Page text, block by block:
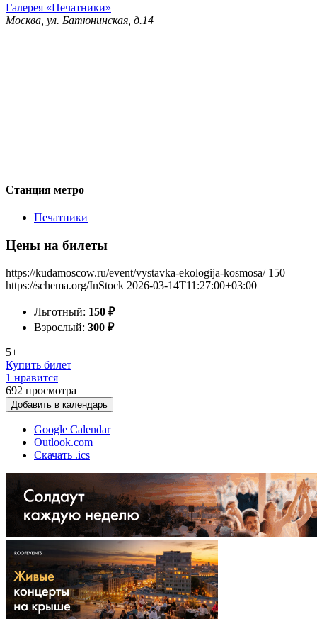
Галерея «Печатники»
Москва, ул. Батюнинская, д.14
Станция метро
Печатники
Цены на билеты
https://kudamoscow.ru/event/vystavka-ekologija-kosmosa/ 150
https://schema.org/InStock 2026-03-14T11:27:00+03:00
Льготный: 150 ₽
Взрослый: 300 ₽
5+
Купить билет
1 нравится
692 просмотра
Добавить в календарь
Google Calendar
Outlook.com
Скачать .ics